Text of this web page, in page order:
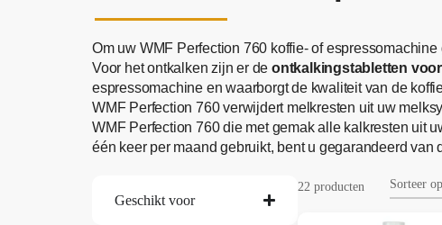
Om uw WMF Perfection 760 koffie- of
Voor het ontkalken zijn er deontkalkingstabletten voor
espressomachine en waarborgt de kwaliteit van de
WMF Perfection 760 verwijdert melkresten uit uw
WMF Perfection 760 die met gemak alle kalkresten uit
één keer per maand gebruikt, bent u gegarandeerd
Geschikt voor
22 producten